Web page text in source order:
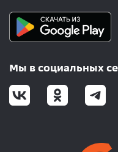
Мы в социальных